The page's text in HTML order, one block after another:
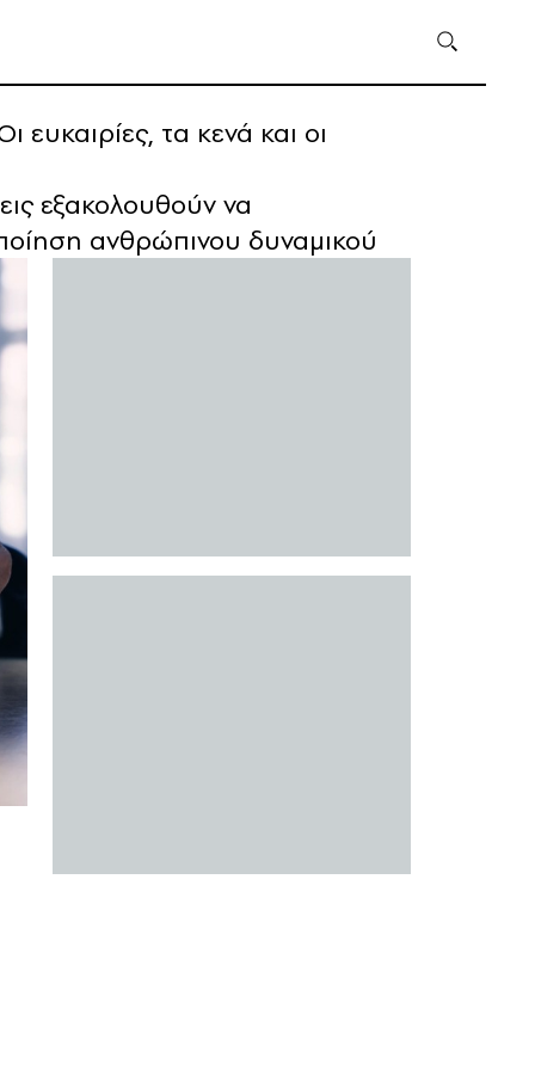
τα κενά και οι
εξακολουθούν να
ανθρώπινου δυναμικού